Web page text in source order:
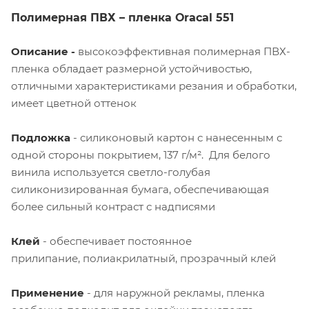
Полимерная ПВХ – пленка Oracal 551
Описание - высокоэффективная полимерная ПВХ-
пленка обладает размерной устойчивостью,
отличными характеристиками резания и обработки,
имеет цветной оттенок
Подложка - силиконовый картон с нанесенным с
одной стороны покрытием, 137 г/м². Для белого
винила используется светло-голубая
силиконизированная бумага, обеспечивающая
более сильный контраст с надписями
Клей - обеспечивает постоянное
прилипание, полиакрилатный, прозрачный клей
Применение - для наружной рекламы, пленка